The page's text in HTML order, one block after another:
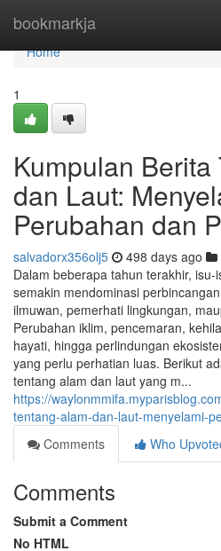
bookmarkja
Home
Home
1
Kumpulan Berita
dan Laut:
Perubahan dan
salvadorx356olj5 498 days ago
Dalam beberapa tahun terakhir,
semakin mendominasi
ilmuwan, pemerhati lingkungan,
Perubahan iklim, pencemaran,
hayati, hingga perlindungan
yang perlu perhatian luas. Berikut
tentang alam dan laut yang m...
https://
tentang-alam-dan-laut-menyelami-
Comments
Who
Comments
Submit a Comment
No HTML